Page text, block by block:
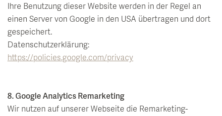
Ihre Benutzung dieser Website werden in der Regel an
einen Server von Google in den USA übertragen und dort
gespeichert.
Datenschutzerklärung:
https://policies.google.com/privacy
8. Google Analytics Remarketing
Wir nutzen auf unserer Webseite die Remarketing-